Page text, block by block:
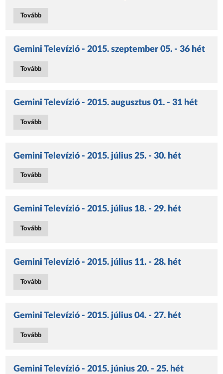
Tovább
Gemini Televízió - 2015. szeptember 05. - 36 hét
Tovább
Gemini Televízió - 2015. augusztus 01. - 31 hét
Tovább
Gemini Televízió - 2015. július 25. - 30. hét
Tovább
Gemini Televízió - 2015. július 18. - 29. hét
Tovább
Gemini Televízió - 2015. július 11. - 28. hét
Tovább
Gemini Televízió - 2015. július 04. - 27. hét
Tovább
Gemini Televízió - 2015. június 20. - 25. hét